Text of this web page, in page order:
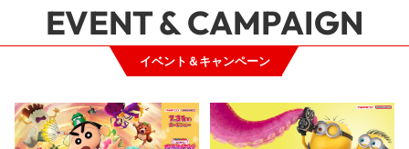
イベント＆キャンペーン
EVENT & CAMPAIGN